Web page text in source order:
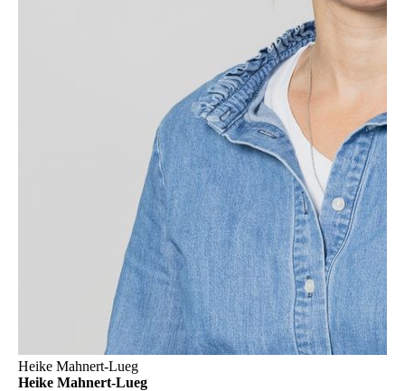
Heike Mahnert-Lueg
Heike Mahnert-Lueg